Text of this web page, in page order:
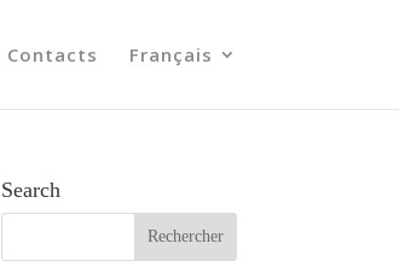
Contacts Français
Search